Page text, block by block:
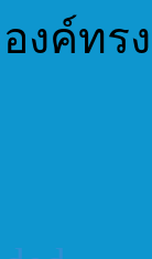
งค์ทร